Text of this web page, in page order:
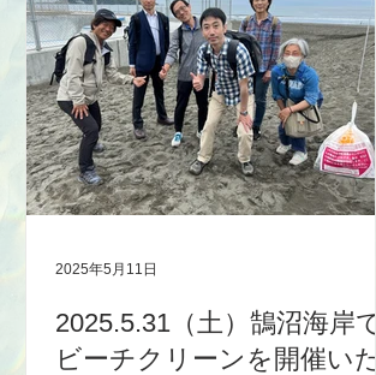
2025.5.31（土）鵠沼海岸で
ビーチクリーンを開催いた
2025年5月11日